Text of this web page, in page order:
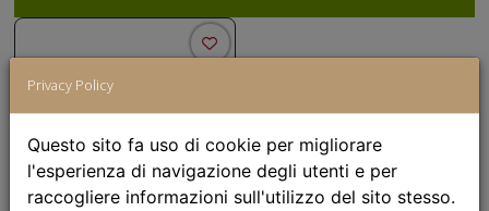
Privacy Policy
Questo sito fa uso di cookie per migliorare
l'esperienza di navigazione degli utenti e per
raccogliere informazioni sull'utilizzo del sito stesso.